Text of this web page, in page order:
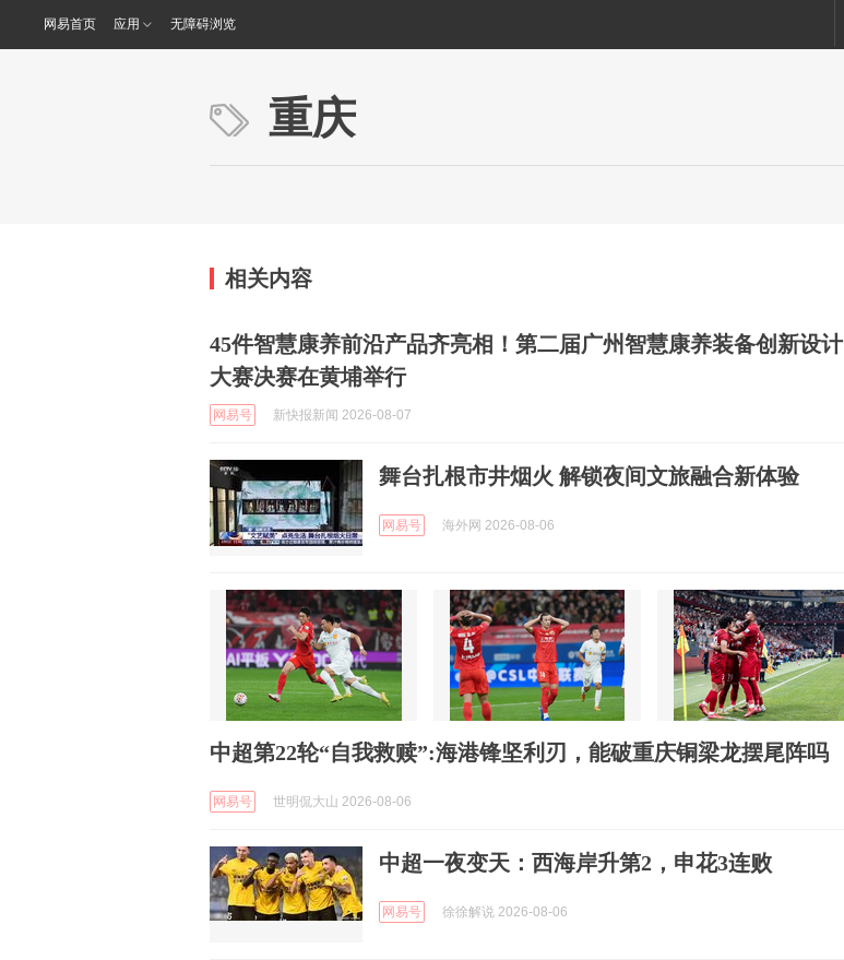
网易首页 应用 无障碍浏览
重庆
相关内容
45件智慧康养前沿产品齐亮相！第二届广州智慧康养装备创新设计
大赛决赛在黄埔举行
网易号 新快报新闻 2026-08-07
舞台扎根市井烟火 解锁夜间文旅融合新体验
网易号 海外网 2026-08-06
中超第22轮“自我救赎”:海港锋坚利刃，能破重庆铜梁龙摆尾阵吗
网易号 世明侃大山 2026-08-06
中超一夜变天：西海岸升第2，申花3连败
网易号 徐徐解说 2026-08-06